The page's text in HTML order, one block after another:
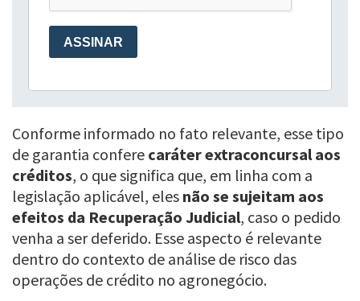
Conforme informado no fato relevante, esse tipo
de garantia confere caráter extraconcursal aos
créditos, o que significa que, em linha com a
legislação aplicável, eles não se sujeitam aos
efeitos da Recuperação Judicial, caso o pedido
venha a ser deferido. Esse aspecto é relevante
dentro do contexto de análise de risco das
operações de crédito no agronegócio.